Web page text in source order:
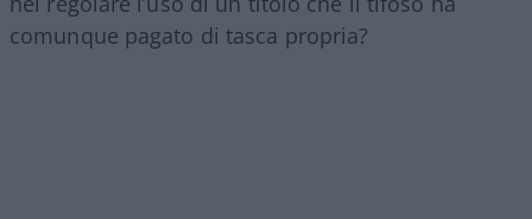
comunque pagato di tasca propria?